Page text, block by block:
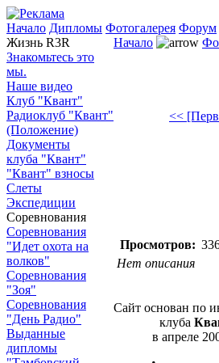
Начало Дипломы Фотогалерея Форум
Жизнь R3R
Знакомьтесь это
мы.
Наше видео
Клуб "Квант"
Радиоклуб "Квант"
(Положение)
Документы
клуба "Квант"
"Квант" взносы
Слеты
Экспедиции
Соревнования
Соревнования
"Идет охота на
волков"
Соревнования
"Зоя"
Соревнования
"День Радио"
Выданные
дипломы
Начало
<<
Просмотров:
Нет описания
Сайт основан по
клуба
в апреле